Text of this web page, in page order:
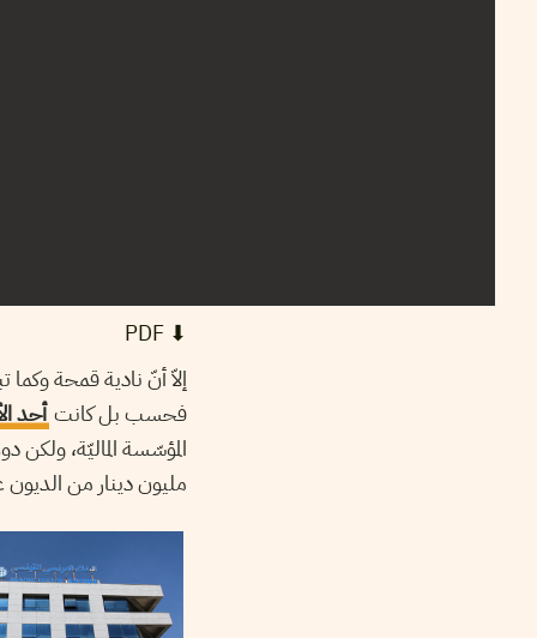
⬇︎ PDF
إلاّ أنّ نادية قمحة وكما
فحسب بل كانت أحد
مليون دينار من